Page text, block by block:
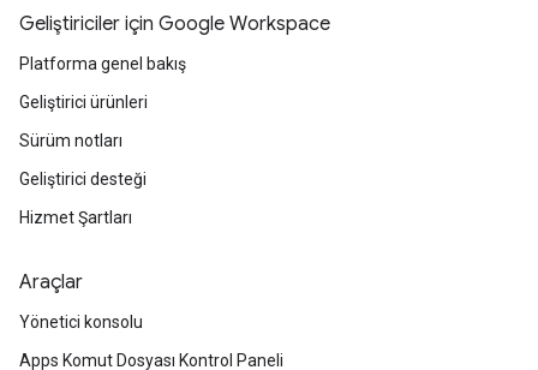
Geliştiriciler için Google Workspace
Platforma genel bakış
Geliştirici ürünleri
Sürüm notları
Geliştirici desteği
Hizmet Şartları
Araçlar
Yönetici konsolu
Apps Komut Dosyası Kontrol Paneli